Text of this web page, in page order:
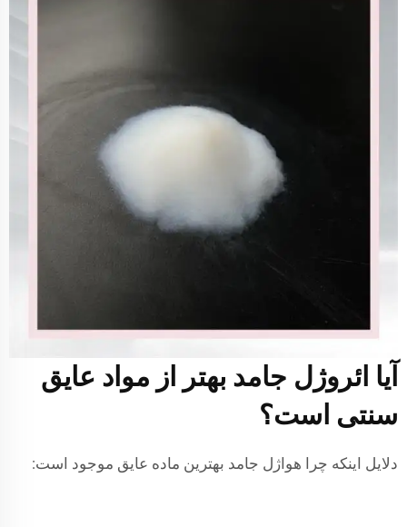
آیا ائروژل جامد بهتر از مواد عایق
سنتی است؟
دلایل اینکه چرا هواژل جامد بهترین ماده عایق موجود است: